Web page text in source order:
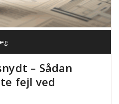
– Sådan
fejl ved